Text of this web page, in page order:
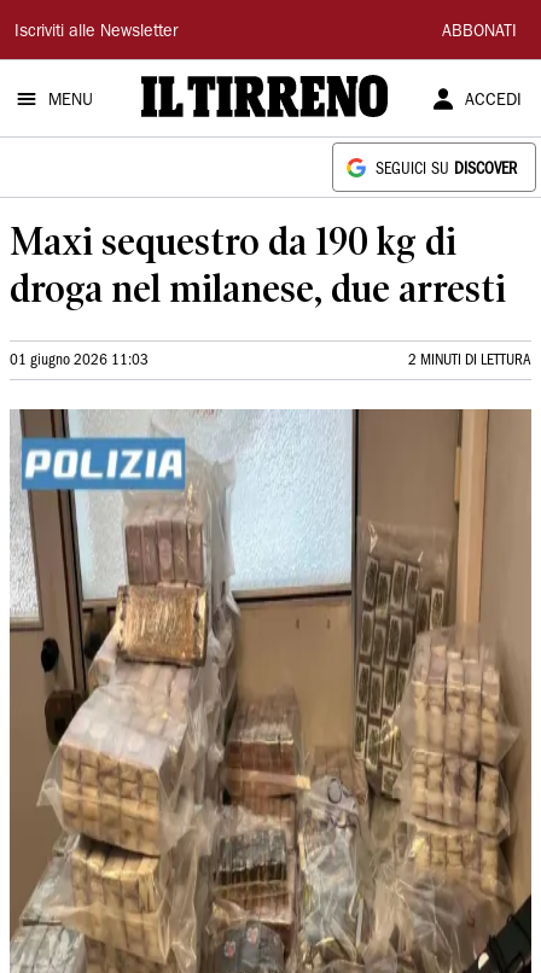
Il
Tirreno
Iscriviti alle Newsletter ABBONATI
MENU ACCEDI
SEGUICI SU DISCOVER
Maxi sequestro da 190 kg di
droga nel milanese, due arresti
01 giugno 2026 11:03 2 MINUTI DI LETTURA